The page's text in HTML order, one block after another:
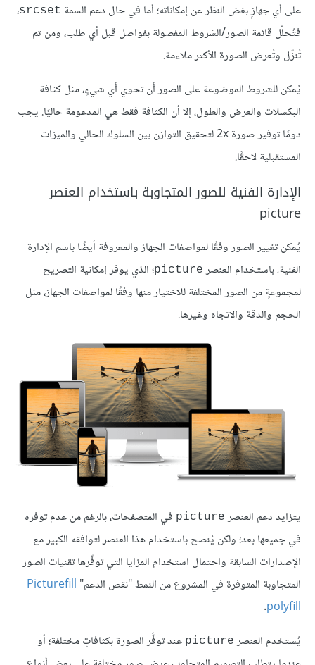
على أي جهازٍ بغض النظر عن إمكاناته؛ أما في حال دعم السمة srcset،
فتُحلّل قائمة الصور/الشروط المفصولة بفواصل قبل أي طلب، ومن ثم
تُنزّل وتُعرض الصورة الأكثر ملاءمة.
يُمكن للشروط الموضوعة على الصور أن تحوي أي شيءٍ، مثل كثافة
البكسلات والعرض والطول، إلا أن الكثافة فقط هي المدعومة حاليًا. يجب
دومًا توفير صورة 2x لتحقيق التوازن بين السلوك الحالي والميزات
المستقبلية لاحقًا.
الإدارة الفنية للصور المتجاوبة باستخدام العنصر
picture
يُمكن تغيير الصور وفقًا لمواصفات الجهاز والمعروفة أيضًا باسم الإدارة
الفنية، باستخدام العنصر picture؛ الذي يوفر إمكانية التصريح
لمجموعةٍ من الصور المختلفة للاختيار منها وفقًا لمواصفات الجهاز، مثل
الحجم والدقة والاتجاه وغيرها.
يتزايد دعم العنصر picture في المتصفحات، بالرغم من عدم توفره
في جميعها بعد؛ ولكن يُنصح باستخدام هذا العنصر لتوافقه الكبير مع
الإصدارات السابقة واحتمال استخدام المزايا التي توفّرها تقنيات الصور
المتجاوبة المتوفرة في المشروع من النمط "نقص الدعم" Picturefill
polyfill
.
يُستخدم العنصر picture عند توفُّر الصورة بكثافاتٍ مختلفة؛ أو